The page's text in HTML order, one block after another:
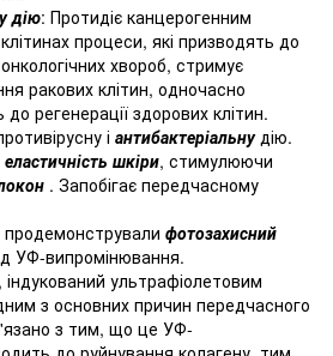
дію: Протидіє канцерогенним
процеси, які призводять до
хвороб, стримує
ракових клітин, одночасно
регенерації здорових клітин.
і антибактеріальну дію.
еластичність шкіри, стимулюючи
. Запобігає передчасному
продемонстрували фотозахисний
УФ-випромінювання.
ультрафіолетовим
з основних причин передчасного
з тим, що це УФ-